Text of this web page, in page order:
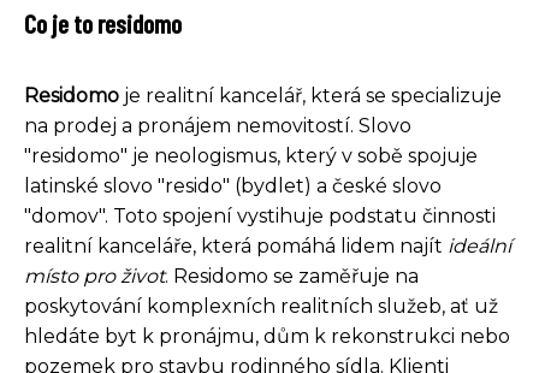
Co je to residomo
Residomo je realitní kancelář, která se specializuje
na prodej a pronájem nemovitostí. Slovo
"residomo" je neologismus, který v sobě spojuje
latinské slovo "resido" (bydlet) a české slovo
"domov". Toto spojení vystihuje podstatu činnosti
realitní kanceláře, která pomáhá lidem najít ideální
místo pro život. Residomo se zaměřuje na
poskytování komplexních realitních služeb, ať už
hledáte byt k pronájmu, dům k rekonstrukci nebo
pozemek pro stavbu rodinného sídla. Klienti